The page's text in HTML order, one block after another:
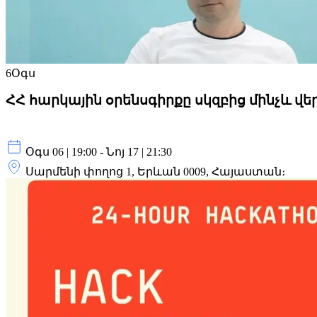
6Օգս
ՀՀ հարկային օրենսգիրքը սկզբից մինչև
Օգս 06 | 19:00 - Նոյ 17 | 21:30
Սարմենի փողոց 1, Երևան 0009, Հայաստան։